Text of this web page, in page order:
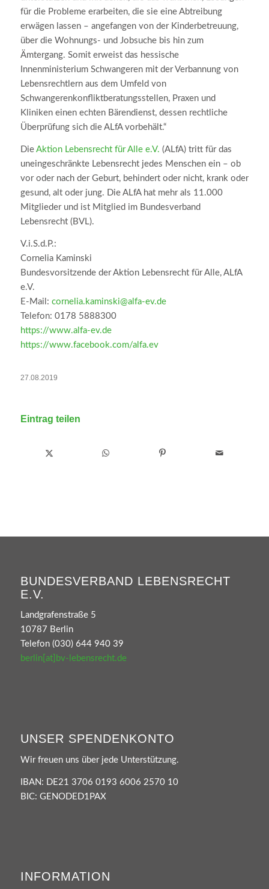
für die Probleme erarbeiten, die sie eine Abtreibung
erwägen lassen – angefangen von der Kinderbetreuung,
über die Wohnungs- und Jobsuche bis hin zum
Ämtergang. Somit erweist das hessische
Innenministerium Schwangeren mit der Verbannung von
Lebensrechtlern aus dem Umfeld von
Schwangerenkonfliktberatungsstellen, Praxen und
Kliniken einen echten Bärendienst, dessen rechtliche
Überprüfung sich die ALfA vorbehält.“
Die Aktion Lebensrecht für Alle e.V. (ALfA) tritt für das
uneingeschränkte Lebensrecht jedes Menschen ein – ob
vor oder nach der Geburt, behindert oder nicht, krank oder
gesund, alt oder jung. Die ALfA hat mehr als 11.000
Mitglieder und ist Mitglied im Bundesverband
Lebensrecht (BVL).
V.i.S.d.P.:
Cornelia Kaminski
Bundesvorsitzende der Aktion Lebensrecht für Alle, ALfA
e.V.
E-Mail: cornelia.kaminski@alfa-ev.de
Telefon: 0178 5888300
https://www.alfa-ev.de
https://www.facebook.com/alfa.ev
27.08.2019
Eintrag teilen
BUNDESVERBAND LEBENSRECHT
E.V.
Landgrafenstraße 5
10787 Berlin
Telefon (030) 644 940 39
berlin[at]bv-lebensrecht.de
UNSER SPENDENKONTO
Wir freuen uns über jede Unterstützung.
IBAN: DE21 3706 0193 6006 2570 10
BIC: GENODED1PAX
INFORMATION